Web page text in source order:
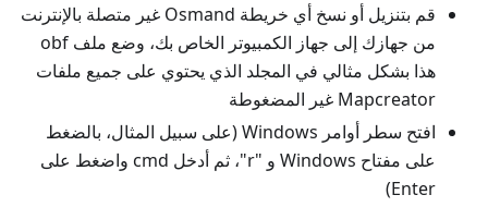
قم بتنزيل أو نسخ أي خريطة Osmand غير متصلة بالإنترنت
من جهازك إلى جهاز الكمبيوتر الخاص بك، وضع ملف obf
هذا بشكل مثالي في المجلد الذي يحتوي على جميع ملفات
Mapcreator غير المضغوطة
افتح سطر أوامر Windows (على سبيل المثال، بالضغط
على مفتاح Windows و "r"، ثم أدخل cmd واضغط على
Enter)